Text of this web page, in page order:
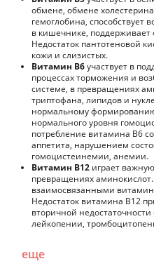
обмене, обмене
гемоглобина, способствует
в кишечнике,
Недостаток пантотеновой
кожи и слизистых.
Витамин В6участвует в
процессах торможения и
системе, в превращениях
триптофана, липидов и
нормальному
нормального уровня
потребление витамина В6
аппетита, нарушением
гомоцистеинемии, анемии.
Витамин В12 играет
превращениях
взаимосвязанными
Недостаток витамина В12
вторичной
лейкопении,
еще